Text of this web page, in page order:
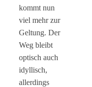
kommt nun
viel mehr zur
Geltung. Der
Weg bleibt
optisch auch
idyllisch,
allerdings